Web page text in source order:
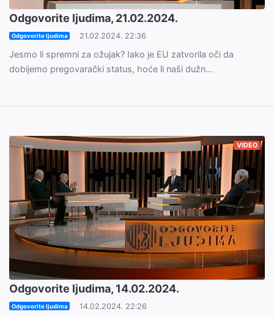
Odgovorite ljudima, 21.02.2024.
Odgovorite ljudima 21.02.2024. 22:36
Jesmo li spremni za ožujak? Iako je EU zatvorila oči da
dobijemo pregovarački status, hoće li naši dužn...
VIDEO
Odgovorite ljudima, 14.02.2024.
Odgovorite ljudima 14.02.2024. 22:26